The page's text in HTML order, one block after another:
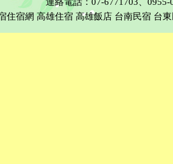
住宿網 高雄住宿 高雄飯店 台南民宿 台